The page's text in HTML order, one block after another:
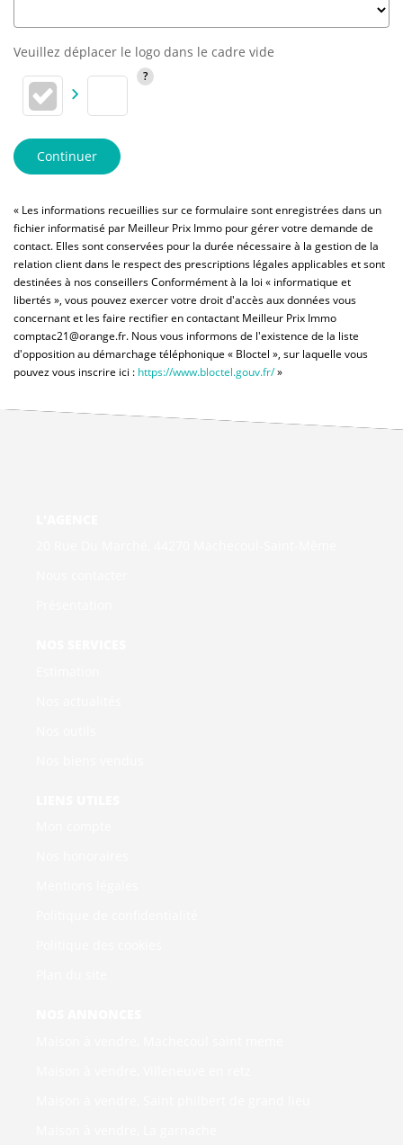
Veuillez déplacer le logo dans le cadre vide
Continuer
« Les informations recueillies sur ce formulaire sont enregistrées dans un
fichier informatisé par Meilleur Prix Immo pour gérer votre demande de
contact. Elles sont conservées pour la durée nécessaire à la gestion de la
relation client dans le respect des prescriptions légales applicables et sont
destinées à nos conseillers Conformément à la loi « informatique et
libertés », vous pouvez exercer votre droit d'accès aux données vous
concernant et les faire rectifier en contactant Meilleur Prix Immo
comptac21@orange.fr. Nous vous informons de l'existence de la liste
d'opposition au démarchage téléphonique « Bloctel », sur laquelle vous
pouvez vous inscrire ici : https://www.bloctel.gouv.fr/»